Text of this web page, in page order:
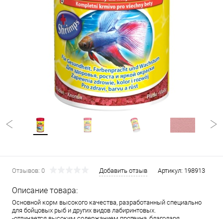
Отзывов: 0 Добавить отзыв Артикул: 198913
Описание товара:
Основной корм высокого качества, разработанный специально
для бойцовых рыб и других видов лабиринтовых.